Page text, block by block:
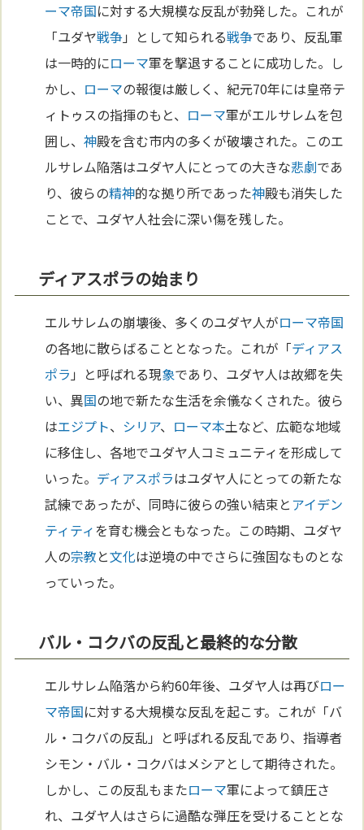
ーマ帝国に対する大規模な反乱が勃発した。これが
「ユダヤ戦争」として知られる戦争であり、反乱軍
は一時的にローマ軍を撃退することに成功した。し
かし、 ローマの報復は厳しく、紀元70年には皇帝テ
ィトゥスの指揮のもと、 ローマ軍がエルサレムを包
囲し、神殿を含む市内の多くが破壊された。このエ
ルサレム陥落はユダヤ人にとっての大きな悲劇であ
り、彼らの精神的な拠り所であった神殿も消失した
ことで、ユダヤ人社会に深い傷を残した。
ディアスポラの始まり
エルサレムの崩壊後、多くのユダヤ人がローマ帝国
の各地に散らばることとなった。これが「ディアス
ポラ 」と呼ばれる現象であり、ユダヤ人は故郷を失
い、異国の地で新たな生活を余儀なくされた。彼ら
はエジプト、 シリア、 ローマ本土など、広範な地域
に移住し、各地でユダヤ人コミュニティを形成して
いった。 ディアスポラはユダヤ人にとっての新たな
試練であったが、同時に彼らの強い結束とアイデン
ティティを育む機会ともなった。この時期、ユダヤ
人の宗教と文化は逆境の中でさらに強固なものとな
っていった。
バル・コクバの反乱と最終的な分散
エルサレム陥落から約60年後、ユダヤ人は再びロー
マ帝国に対する大規模な反乱を起こす。これが「バ
ル・コクバの反乱」と呼ばれる反乱であり、指導者
シモン・バル・コクバはメシアとして期待された。
しかし、この反乱もまたローマ軍によって鎮圧さ
れ、ユダヤ人はさらに過酷な弾圧を受けることとな